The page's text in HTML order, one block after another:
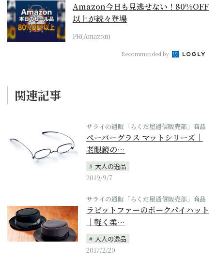
Amazon今日も見逃せない！80%OFF
以上が続々登場
PR(Amazon)
Recommended by
関連記事
サライの通販「らくだ屋通信販売部」商品
ペーパーグラス マットシリーズ｜
老眼鏡の…
大人の逸品
2019/9/7
サライの通販「らくだ屋通信販売部」商品
ラビットファーのポークパイハット
｜軽く柔…
大人の逸品
2017/2/20